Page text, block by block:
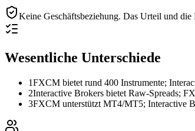
Keine Geschäftsbeziehung. Das Urteil und die
Wesentliche Unterschiede
1FXCM bietet rund 400 Instrumente;
2Interactive Brokers bietet Raw-Spreads;
3FXCM unterstützt MT4/MT5; Interactive